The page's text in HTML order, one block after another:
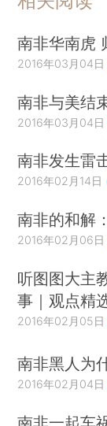
南非华南虎
2016年03月04日
南非与美结
2016年03月04日
南非发生雷
2016年02月14日
南非的和解
2016年02月06日
听图图大主
事｜观点精
2016年02月05日
南非黑人为
2016年02月04日